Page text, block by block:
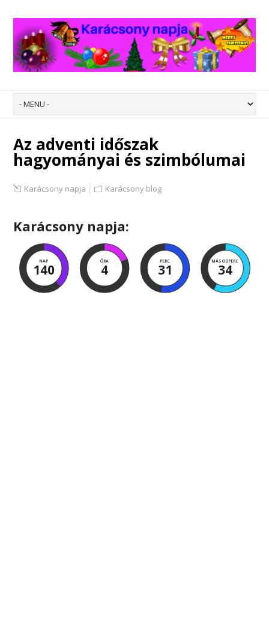
Az adventi időszak
hagyományai és szimbólumai
Karácsony napja Karácsony blog
Karácsony napja:
NAP
140
ÓRA
4
PERC
31
MÁSODPERC
33